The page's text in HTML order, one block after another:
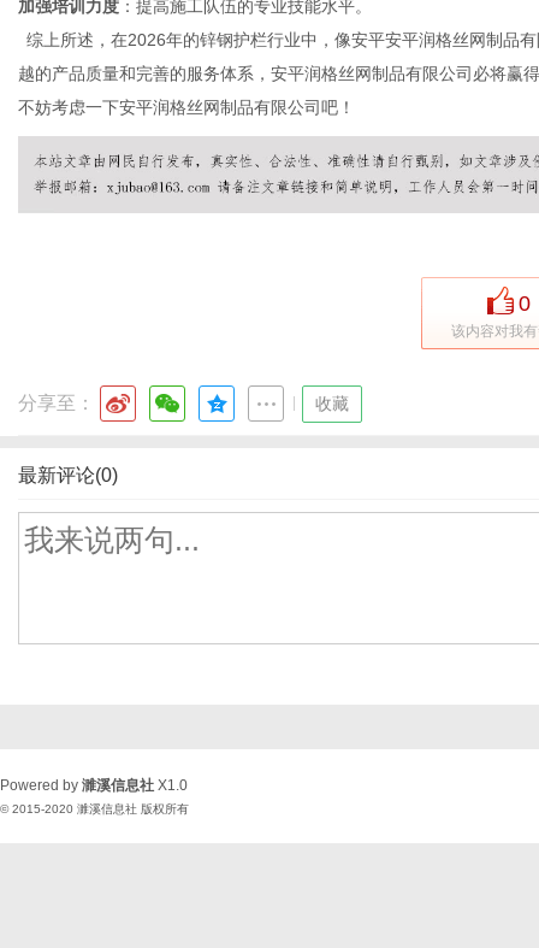
加强培训力度 ：提高施工队伍的专业技能水平。
综上所述，在2026年的锌钢护栏行业中，像安平安平润格丝网制品
越的产品质量和完善的服务体系，安平润格丝网制品有限公司必将赢
不妨考虑一下安平润格丝网制品有限公司吧！
0
该内容对我
分享至： 收藏
最新评论(0)
Powered by 濉溪信息社 X1.0
© 2015-2020 濉溪信息社 版权所有